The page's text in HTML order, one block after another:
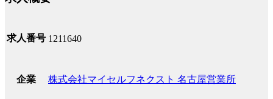
求人番号 1211640
企業 株式会社マイセルフネクスト 名古屋営業所